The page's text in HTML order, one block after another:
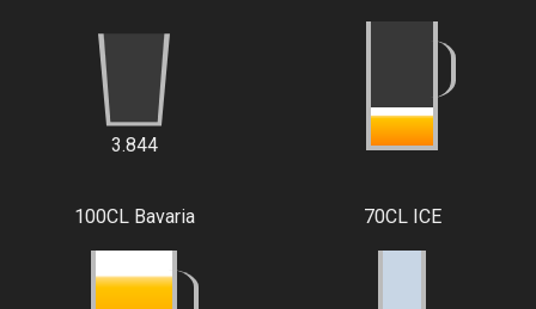
3.844
100CL Bavaria 70CL ICE